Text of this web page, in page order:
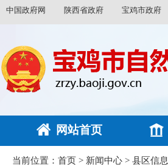
中国政府网 陕西省政府 宝鸡市政府
网站首页
当前位置： 首页 > 新闻中心 > 县区信息